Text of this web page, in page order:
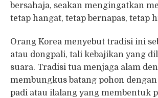
bersahaja, seakan mengingatkan
tetap hangat, tetap bernapas, tetap
Orang Korea menyebut tradisi ini
atau dongpali, tali kebajikan yang
suara. Tradisi tua menjaga alam
membungkus batang pohon
padi atau ilalang yang membentuk